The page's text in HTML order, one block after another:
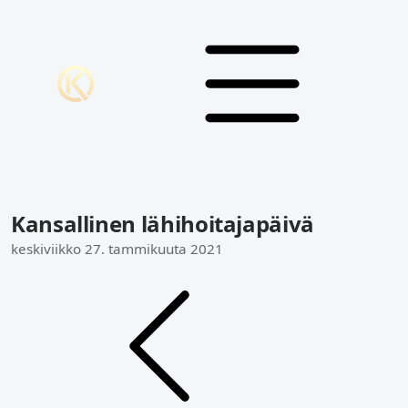
Kansallinen lähihoitajapäivä
keskiviikko 27. tammikuuta 2021